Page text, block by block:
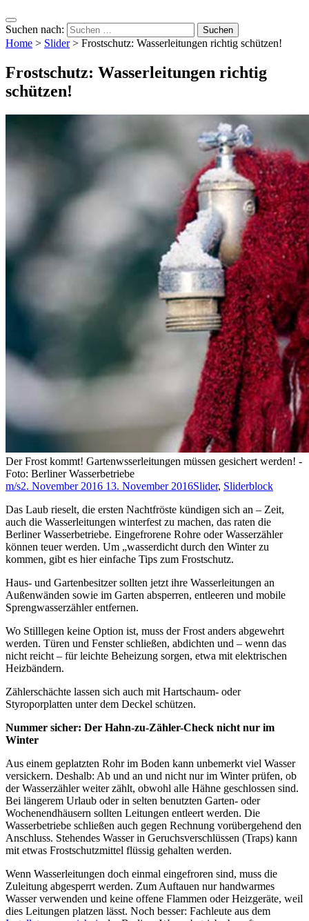
Suchen nach:
Home > Slider> Frostschutz: Wasserleitungen richtig schützen!
Frostschutz: Wasserleitungen richtig
schützen!
Der Frost kommt! Gartenwsserleitungen müssen gesichert werden! -
Foto: Berliner Wasserbetriebe
m/s2. November 2016 13. November 2016Slider, Sliderblock
Das Laub rieselt, die ersten Nachtfröste kündigen sich an – Zeit,
auch die Wasserleitungen winterfest zu machen, das raten die
Berliner Wasserbetriebe. Eingefrorene Rohre oder Wasserzähler
können teuer werden. Um „wasserdicht durch den Winter zu
kommen, gibt es hier einfache Tips zum Frostschutz.
Haus- und Gartenbesitzer sollten jetzt ihre Wasserleitungen an
Außenwänden sowie im Garten absperren, entleeren und mobile
Sprengwasserzähler entfernen.
Wo Stilllegen keine Option ist, muss der Frost anders abgewehrt
werden. Türen und Fenster schließen, abdichten und – wenn das
nicht reicht – für leichte Beheizung sorgen, etwa mit elektrischen
Heizbändern.
Zählerschächte lassen sich auch mit Hartschaum- oder
Styroporplatten unter dem Deckel schützen.
Nummer sicher: Der Hahn-zu-Zähler-Check nicht nur im
Winter
Aus einem geplatzten Rohr im Boden kann unbemerkt viel Wasser
versickern. Deshalb: Ab und an und nicht nur im Winter prüfen, ob
der Wasserzähler weiter zählt, obwohl alle Hähne geschlossen sind.
Bei längerem Urlaub oder in selten benutzten Garten- oder
Wochenendhäusern sollten Leitungen entleert werden. Die
Wasserbetriebe schließen auch gegen Rechnung vorübergehend den
Anschluss. Stehendes Wasser in Geruchsverschlüssen (Traps) kann
mit etwas Frostschutzmittel flüssig gehalten werden.
Wenn Wasserleitungen doch einmal eingefroren sind, muss die
Zuleitung abgesperrt werden. Zum Auftauen nur handwarmes
Wasser verwenden und keine offene Flammen oder Heizgeräte, weil
dies Leitungen platzen lässt. Noch besser: Fachleute aus dem